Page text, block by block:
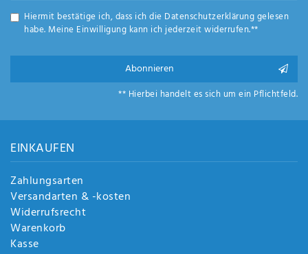
Anf
rag
e
Hiermit bestätige ich, dass ich die Daten­schutz­erklärunggelesen
habe. Meine Einwilligung kann ich jederzeit widerrufen.**
Abonnieren
** Hierbei handelt es sich um ein Pflichtfeld.
EINKAUFEN
Zahlungsarten
Versandarten & -kosten
Widerrufsrecht
Warenkorb
Kasse